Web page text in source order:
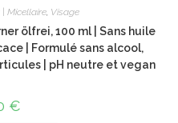
Micellaire, Visage
ölfrei, 100 ml | Sans huile
| Formulé sans alcool,
| pH neutre et vegan
€